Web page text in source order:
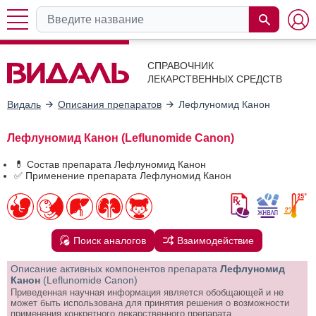
СПРАВОЧНИК
ЛЕКАРСТВЕННЫХ СРЕДСТВ
Видаль Описания препаратов Лефлуномид Канон
Лефлуномид Канон (Leflunomide Canon)
💊 Состав препарата Лефлуномид Канон
✅ Применение препарата Лефлуномид Канон
Поиск аналогов Взаимодействие
Описание активных компонентов препарата Лефлуномид
Канон (Leflunomide Canon)
Приведенная научная информация является обобщающей и не
может быть использована для принятия решения о возможности
применения конкретного лекарственного препарата.